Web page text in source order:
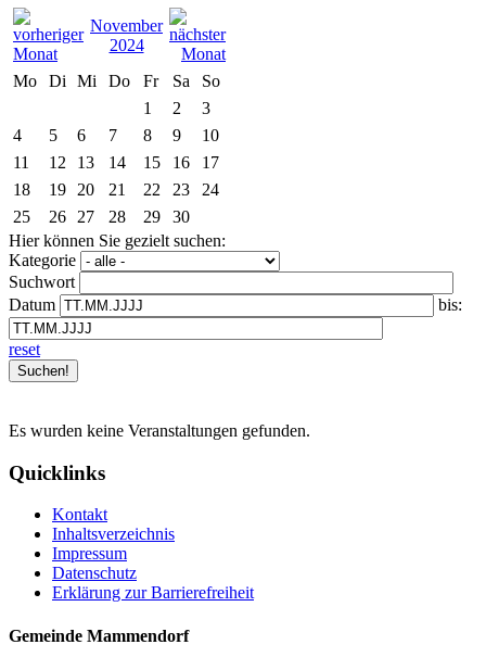
November
2024
Mo
Di Mi Do Fr Sa
So
1
2
3
4
5 6 7 8 9
10
11
12 13 14 15 16
17
18
19 20 21 22 23
24
25
26 27 28 29
30
Hier können Sie gezielt suchen:
Kategorie
Suchwort
Datum
bis:
reset
Es wurden keine Veranstaltungen gefunden.
Quicklinks
Kontakt
Inhaltsverzeichnis
Impressum
Datenschutz
Erklärung zur Barrierefreiheit
Gemeinde Mammendorf